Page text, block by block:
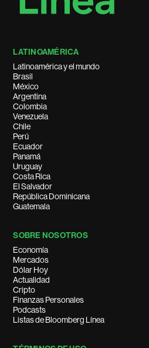
LATINOAMÉRICA
Latinoamérica y el mundo
Brasil
México
Argentina
Colombia
Venezuela
Chile
Perú
Ecuador
Panamá
Uruguay
Costa Rica
El Salvador
República Dominicana
Guatemala
SOBRE NOSOTROS
Economía
Mercados
Dólar Hoy
Actualidad
Cripto
Finanzas Personales
Podcasts
Listas de Bloomberg Línea